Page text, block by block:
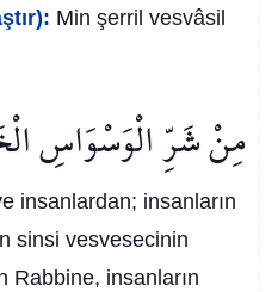
Min şerril vesvâsil
مِنْ شَرِّ الْوَسْوَاسِ
insanlardan; insanların
sinsi vesvesecinin
Rabbine, insanların